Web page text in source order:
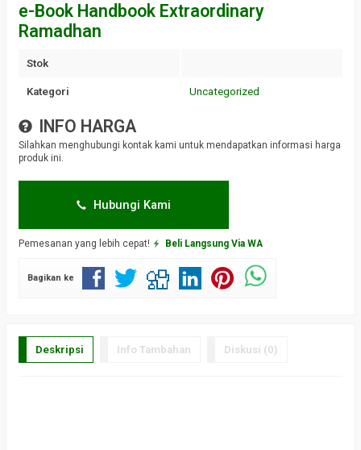
e-Book Handbook Extraordinary
Ramadhan
Stok
Kategori Uncategorized
INFO HARGA
Silahkan menghubungi kontak kami untuk mendapatkan informasi harga
produk ini.
Hubungi Kami
Pemesanan yang lebih cepat! Beli Langsung Via WA
Bagikan ke
Deskripsi Info Tambahan Diskusi (0)